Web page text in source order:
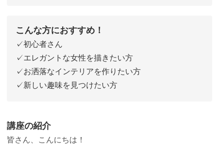
こんな方におすすめ！
✓初心者さん
✓エレガントな女性を描きたい方
✓お洒落なインテリアを作りたい方
✓新しい趣味を見つけたい方
講座の紹介
皆さん、こんにちは！